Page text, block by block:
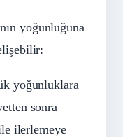
yoğunluğuna
yoğunluklara
sonra
ilerlemeye